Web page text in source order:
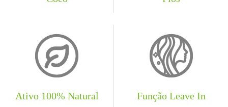
Ativo 100% Natural Função Leave In